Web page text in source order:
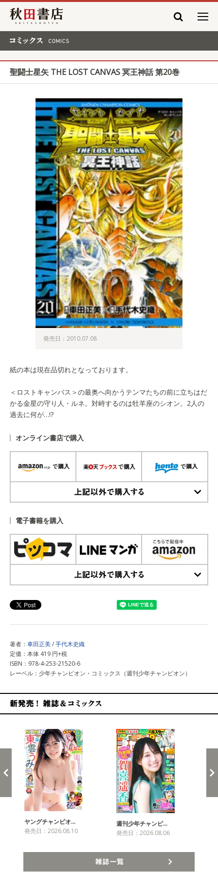
秋田書店
聖闘士星矢 THE LOST CANVAS 冥王神話 第20巻
発売日：2010.07.08
紙の本は現在品切れとなっております。
＜ロストキャンバス＞の最奥へ向かうテンマたちの前に立ちはだ
かる金星の守り人・ルネ。対峙するのは牡羊座のシオン。2人の
過去に何が…!?
オンライン書店で購入
電子書籍を購入
著者： 車田正美/手代木史織
定価：本体 419 円+税
ISBN：978-4-253-21520-6
レーベル：少年チャンピオン・コミックス（週刊少年チャンピオン）
ヤングチャンピオ…
発売日：2026.08.10
週刊少年チャンピ…
発売日：2026.08.06